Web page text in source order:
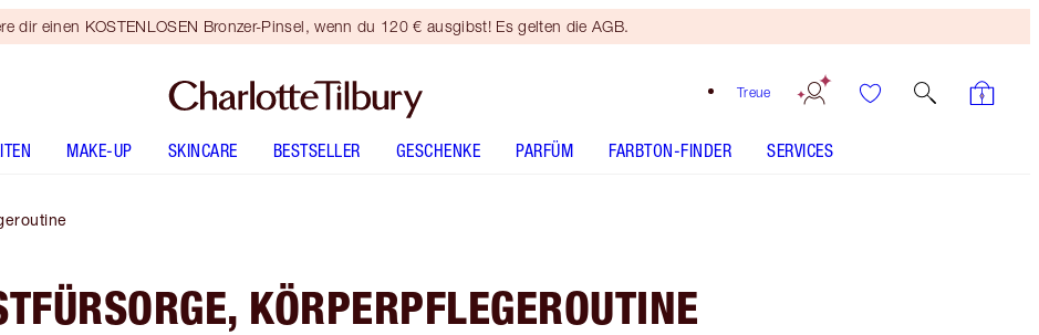
dir einen KOSTENLOSEN Bronzer-Pinsel, wenn du 120 € ausgibst! Es gelten die AGB.
Treue
MAKE-UP SKINCARE BESTSELLER GESCHENKE PARFÜM FARBTON-FINDER SERVICES
KÖRPERPFLEGEROUTINE